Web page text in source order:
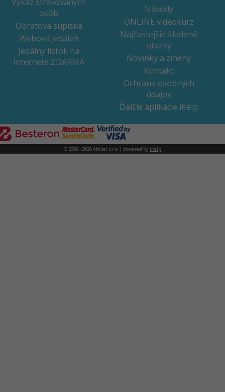
osôb
Obratová súpiska
Webová jedáleň
Jedálny lístok na
Internete ZDARMA
Návody
ONLINE videokurz
Najčastejšie kladené
otazky
Novinky a zmeny
Kontakt
Ochrana osobných
údajov
Ďalšie aplikácie iKelp
© 2009 - 2026 Abiset s.r.o. | powered by iKelp